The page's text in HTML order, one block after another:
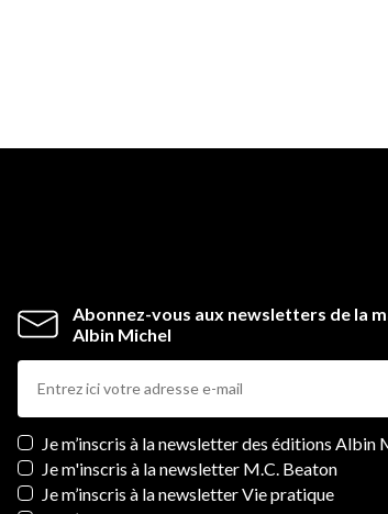
Abonnez-vous aux newsletters de la
Albin Michel
Newsletters
Je m’inscris à la newsletter des éditions Albin
Je m'inscris à la newsletter M.C. Beaton
Je m’inscris à la newsletter Vie pratique